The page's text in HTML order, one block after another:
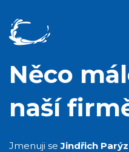
Něco
naší
Jmenuji seJindřich